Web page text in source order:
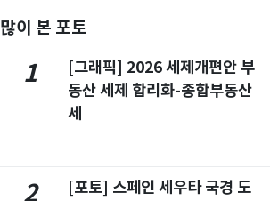
많이 본 포토
1
[그래픽] 2026 세제개편안 부
동산 세제 합리화-종합부동산
세
2
[포토] 스페인 세우타 국경 도